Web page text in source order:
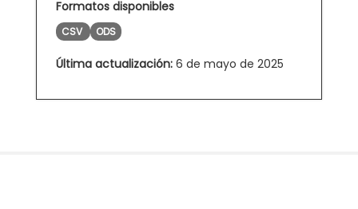
Formatos disponibles
CSV ODS
Última actualización: 6 de mayo de 2025